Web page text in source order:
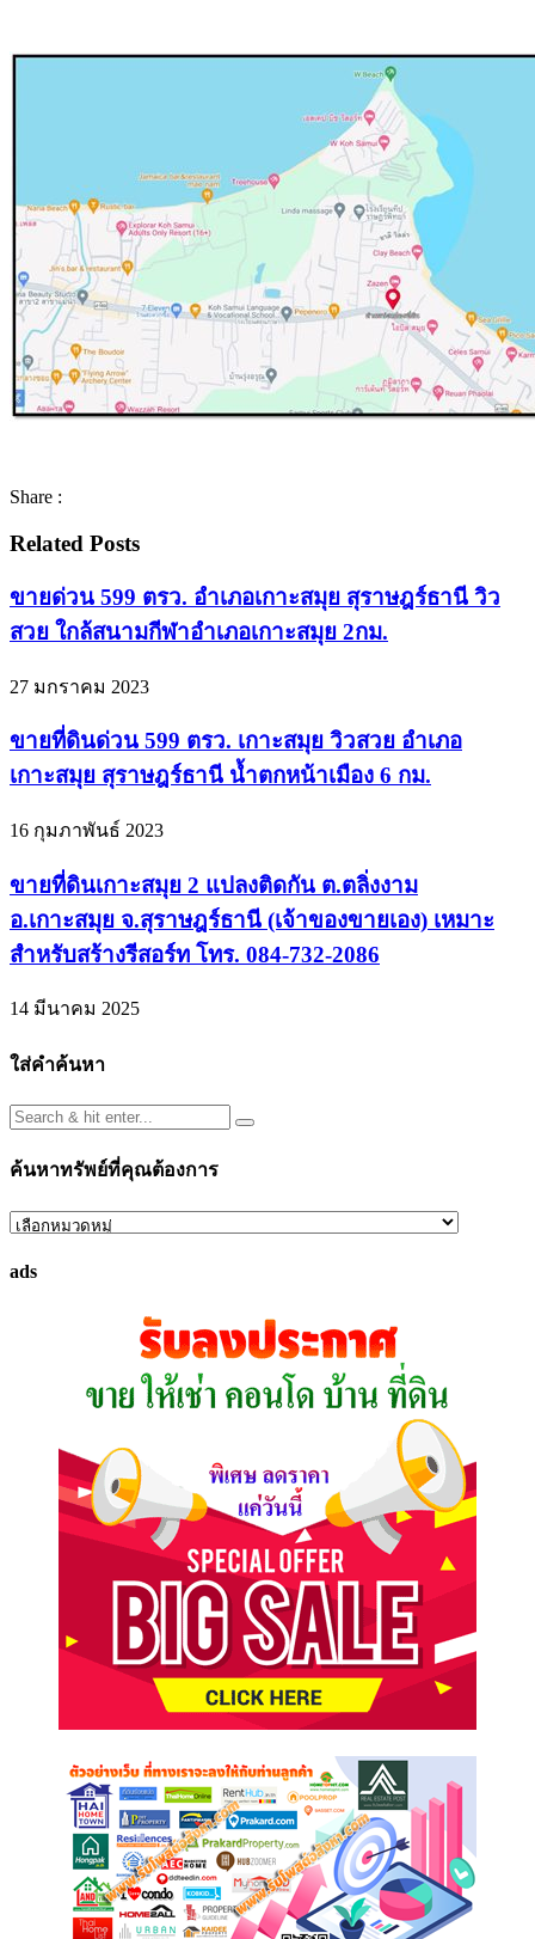
Share :
Related Posts
ขายด่วน 599 ตรว. อำเภอเกาะสมุย สุราษฎร์ธานี วิว
สวย ใกล้สนามกีฬาอำเภอเกาะสมุย 2กม.
27 มกราคม 2023
ขายที่ดินด่วน 599 ตรว. เกาะสมุย วิวสวย อำเภอ
เกาะสมุย สุราษฎร์ธานี น้ำตกหน้าเมือง 6 กม.
16 กุมภาพันธ์ 2023
ขายที่ดินเกาะสมุย 2 แปลงติดกัน ต.ตลิ่งงาม
อ.เกาะสมุย จ.สุราษฎร์ธานี (เจ้าของขายเอง) เหมาะ
สำหรับสร้างรีสอร์ท โทร. 084-732-2086
14 มีนาคม 2025
ใส่คำค้นหา
ค้นหาทรัพย์ที่คุณต้องการ
ค้นหา
ที่
ads